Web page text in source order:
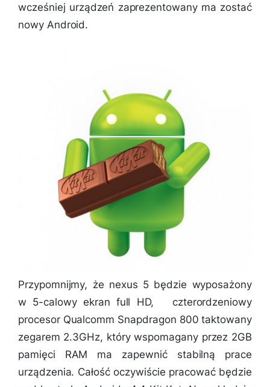
wcześniej urządzeń zaprezentowany ma zostać
nowy Android.
Przypomnijmy, że nexus 5 będzie wyposażony
w 5-calowy ekran full HD, czterordzeniowy
procesor Qualcomm Snapdragon 800 taktowany
zegarem 2.3GHz, który wspomagany przez 2GB
pamięci RAM ma zapewnić stabilną prace
urządzenia. Całość oczywiście pracować będzie